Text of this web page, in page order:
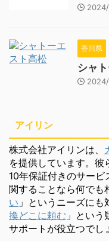
香川県
シャ
アイリン
株式会社アイリンは、
を提供しています。彼
10年保証付きのサービ
関することなら何でも
い 」というニーズに
換どこに頼む 」とい
サポートが役立つでし